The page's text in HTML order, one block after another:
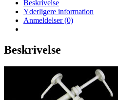
Beskrivelse
Yderligere information
Anmeldelser (0)
Beskrivelse